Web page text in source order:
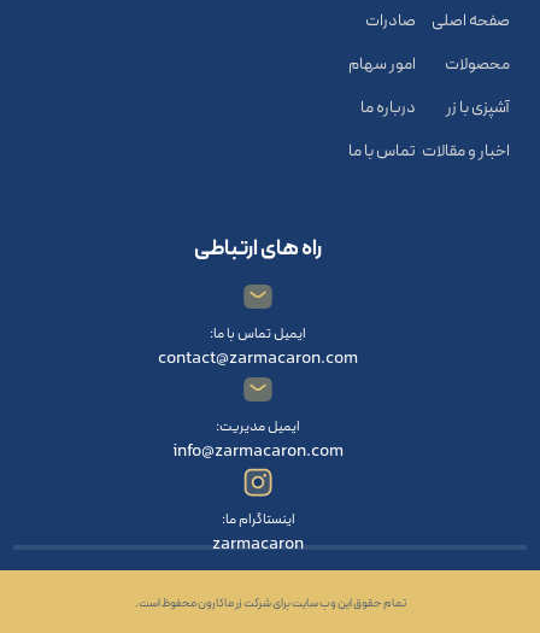
صفحه اصلی
محصولات
آشپزی با زر
اخبار و مقالات
صادرات
امور سهام
درباره ما
تماس با ما
راه های ارتباطی
ایمیل تماس با ما:
contact@zarmacaron.com
ایمیل مدیریت:
info@zarmacaron.com
اینستاگرام ما:
zarmacaron
تمام حقوق این وب سایت برای شرکت زر ماکارون محفوظ است.